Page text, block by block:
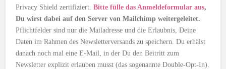
Privacy Shield zertifiziert.Bitte fülle das Anmeldeformular aus,
Du wirst dabei auf den Server von Mailchimp weitergeleitet.
Pflichtfelder sind nur die Mailadresse und die Erlaubnis, Deine
Daten im Rahmen des Newsletterversands zu speichern. Du erhälst
danach noch mal eine E-Mail, in der Du den Beitritt zum
Newsletter explizit erlauben musst (das sogenannte Double-Opt-In).